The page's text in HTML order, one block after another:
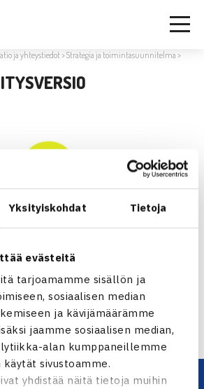
Yksityiskohdat Tietoja
evästeitä
tarjoamamme sisällön ja
sosiaalisen median
ja kävijämäärämme
jaamme sosiaalisen median,
alan kumppaneillemme
sivustoamme.
yhdistää näitä tietoja muihin
ja yhteystiedot>Strategia ja toimintasuunnitelma >